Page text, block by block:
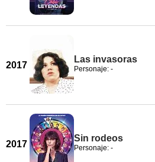
2017
Las invasoras
Personaje: -
2017
Sin rodeos
Personaje: -